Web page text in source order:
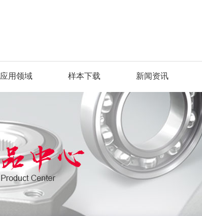
应用领域 样本下载 新闻资讯